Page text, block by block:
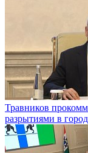
Травников
разрытиями в